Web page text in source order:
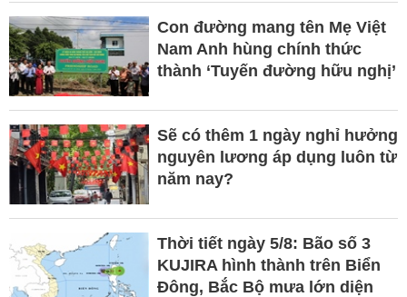
Con đường mang tên Mẹ Việt
Nam Anh hùng chính thức
thành ‘Tuyến đường hữu nghị’
Sẽ có thêm 1 ngày nghỉ hưởng
nguyên lương áp dụng luôn từ
năm nay?
Thời tiết ngày 5/8: Bão số 3
KUJIRA hình thành trên Biển
Đông, Bắc Bộ mưa lớn diện